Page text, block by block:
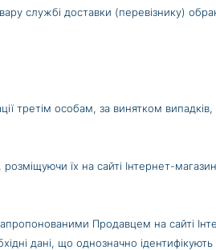
службі доставки (перевізнику)
третім особам, за винятком
їх на сайті Інтернет-
Продавцем на сайті
дані, що однозначно ідентифікують